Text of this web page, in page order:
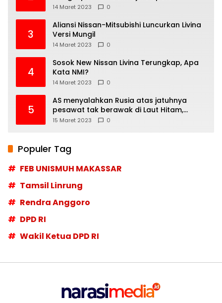
14 Maret 2023 0
3
Aliansi Nissan-Mitsubishi Luncurkan Livina
Versi Mungil
14 Maret 2023 0
4
Sosok New Nissan Livina Terungkap, Apa
Kata NMI?
14 Maret 2023 0
5
AS menyalahkan Rusia atas jatuhnya
pesawat tak berawak di Laut Hitam,
Moskow menyangkal
15 Maret 2023 0
Populer Tag
FEB UNISMUH MAKASSAR
Tamsil Linrung
Rendra Anggoro
DPD RI
Wakil Ketua DPD RI